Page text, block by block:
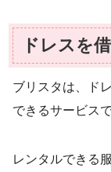
ドレスを
ブリスタは、ド
できるサービスで
レンタルできる